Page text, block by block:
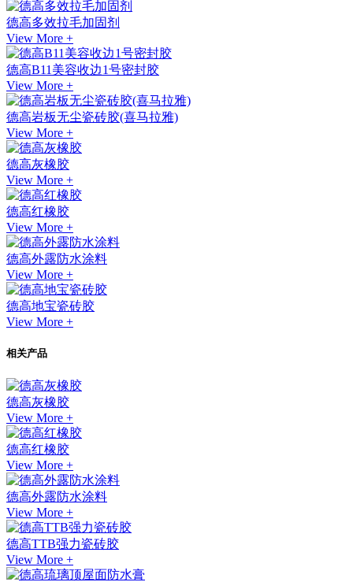
德高多效拉毛加固剂
View More +
德高B11美容收边1号密封胶
View More +
德高岩板无尘瓷砖胶(喜马拉雅)
View More +
德高灰橡胶
View More +
德高红橡胶
View More +
德高外露防水涂料
View More +
德高地宝瓷砖胶
View More +
相关产品
德高灰橡胶
View More +
德高红橡胶
View More +
德高外露防水涂料
View More +
德高TTB强力瓷砖胶
View More +